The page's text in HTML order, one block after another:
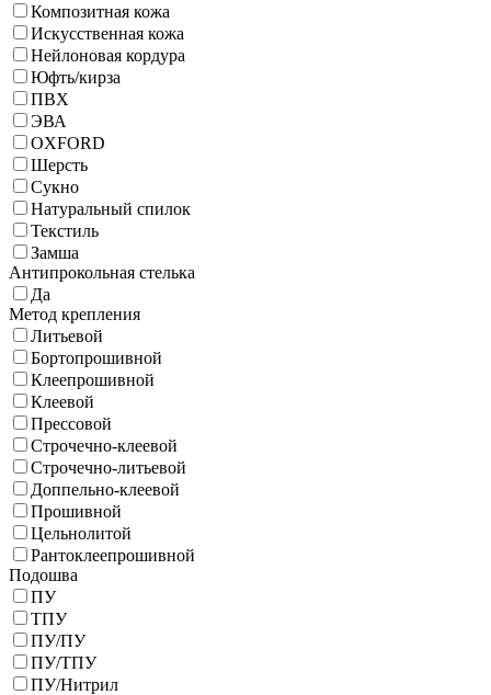
Композитная кожа
Искусственная кожа
Нейлоновая кордура
Юфть/кирза
ПВХ
ЭВА
OXFORD
Шерсть
Сукно
Натуральный спилок
Текстиль
Замша
Антипрокольная стелька
Да
Метод крепления
Литьевой
Бортопрошивной
Клеепрошивной
Клеевой
Прессовой
Строчечно-клеевой
Строчечно-литьевой
Доппельно-клеевой
Прошивной
Цельнолитой
Рантоклеепрошивной
Подошва
ПУ
ТПУ
ПУ/ПУ
ПУ/ТПУ
ПУ/Нитрил